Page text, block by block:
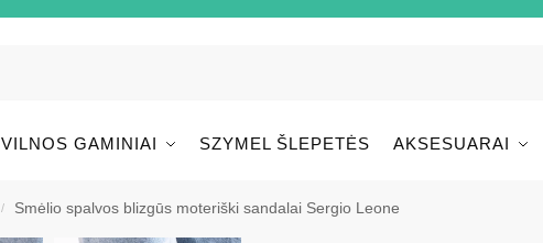
VILNOS GAMINIAI SZYMEL ŠLEPETĖS AKSESUARAI
/ Smėlio spalvos blizgūs moteriški sandalai Sergio Leone